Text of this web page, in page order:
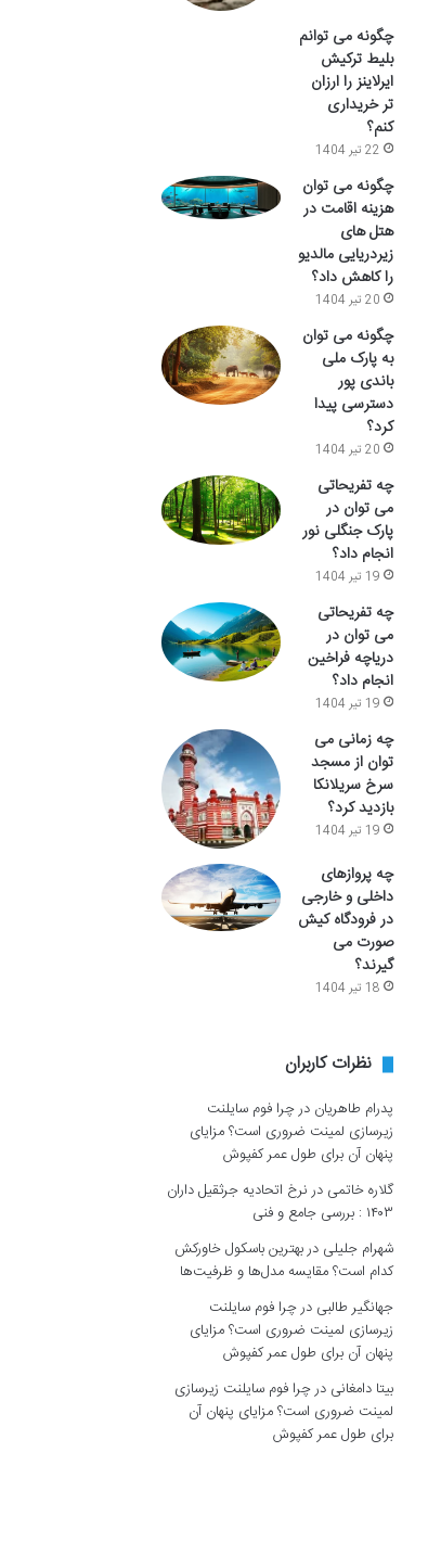
چگونه می توانم
بلیط ترکیش
ایرلاینز را ارزان
تر خریداری
کنم؟
22 تیر 1404
چگونه می توان
هزینه اقامت در
هتل های
زیردریایی مالدیو
را کاهش داد؟
20 تیر 1404
چگونه می توان
به پارک ملی
باندی پور
دسترسی پیدا
کرد؟
20 تیر 1404
چه تفریحاتی
می توان در
پارک جنگلی نور
انجام داد؟
19 تیر 1404
چه تفریحاتی
می توان در
دریاچه فراخین
انجام داد؟
19 تیر 1404
چه زمانی می
توان از مسجد
سرخ سریلانکا
بازدید کرد؟
19 تیر 1404
چه پروازهای
داخلی و خارجی
در فرودگاه کیش
صورت می
گیرند؟
18 تیر 1404
نظرات کاربران
پدرام طاهریان درچرا فوم سایلنت
زیرسازی لمینت ضروری است؟ مزایای
پنهان آن برای طول عمر کفپوش
گلاره خاتمی درنرخ اتحادیه جرثقیل داران
۱۴۰۳ : بررسی جامع و فنی
شهرام جلیلی دربهترین باسکول خاورکش
کدام است؟ مقایسه مدل‌ها و ظرفیت‌ها
جهانگیر طالبی درچرا فوم سایلنت
زیرسازی لمینت ضروری است؟ مزایای
پنهان آن برای طول عمر کفپوش
بیتا دامغانی درچرا فوم سایلنت زیرسازی
لمینت ضروری است؟ مزایای پنهان آن
برای طول عمر کفپوش